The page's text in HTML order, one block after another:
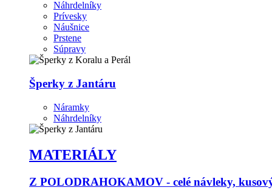
Náhrdelníky
Prívesky
Náušnice
Prstene
Súpravy
Šperky z Jantáru
Náramky
Náhrdelníky
MATERIÁLY
Z POLODRAHOKAMOV - celé návleky,